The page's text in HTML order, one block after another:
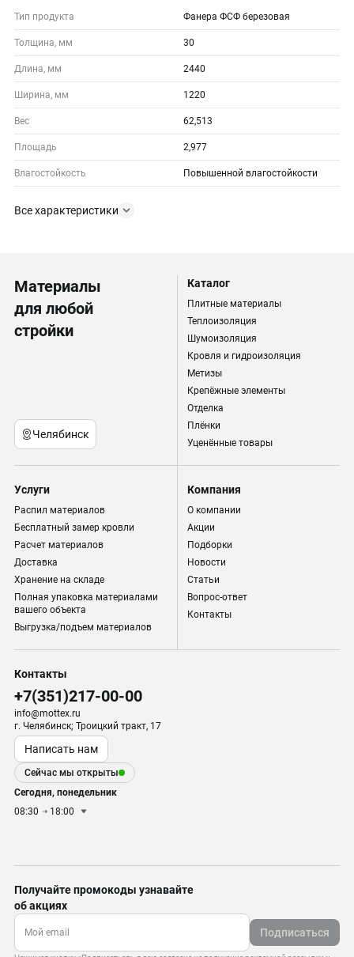
Тип продукта Фанера ФСФ березовая
Толщина, мм 30
Длина, мм 2440
Ширина, мм 1220
Вес 62,513
Площадь 2,977
Влагостойкость Повышенной влагостойкости
Все характеристики
Материалы
для любой
стройки
Челябинск
Каталог
Плитные материалы
Теплоизоляция
Шумоизоляция
Кровля и гидроизоляция
Метизы
Крепёжные элементы
Отделка
Плёнки
Уценённые товары
Услуги
Распил материалов
Бесплатный замер кровли
Расчет материалов
Доставка
Хранение на складе
Полная упаковка материалами
вашего объекта
Выгрузка/подъем материалов
Компания
О компании
Акции
Подборки
Новости
Статьи
Вопрос-ответ
Контакты
Контакты
+7(351)217-00-00
info@mottex.ru
г. Челябинск; Троицкий тракт, 17
Написать нам
Сейчас мы открыты
Сегодня, понедельник
08:30
18:00
Получайте промокоды узнавайте
об акциях
Подписаться